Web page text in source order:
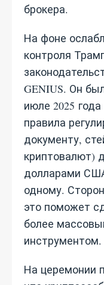
брокера.
На фоне
контроля
GENIUS. Он
июле 2025
правила
документу,
криптовалют)
долларами
одному.
это поможет
более
инструментом.
На церемонии